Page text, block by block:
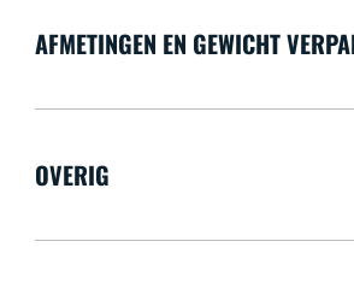
AFMETINGEN EN GEWICHT
OVERIG